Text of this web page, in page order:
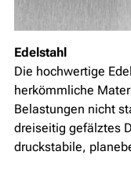
Edelstahl
Die hochwertige
herkömmliche
Belastungen nicht
dreiseitig gefälztes
druckstabile,